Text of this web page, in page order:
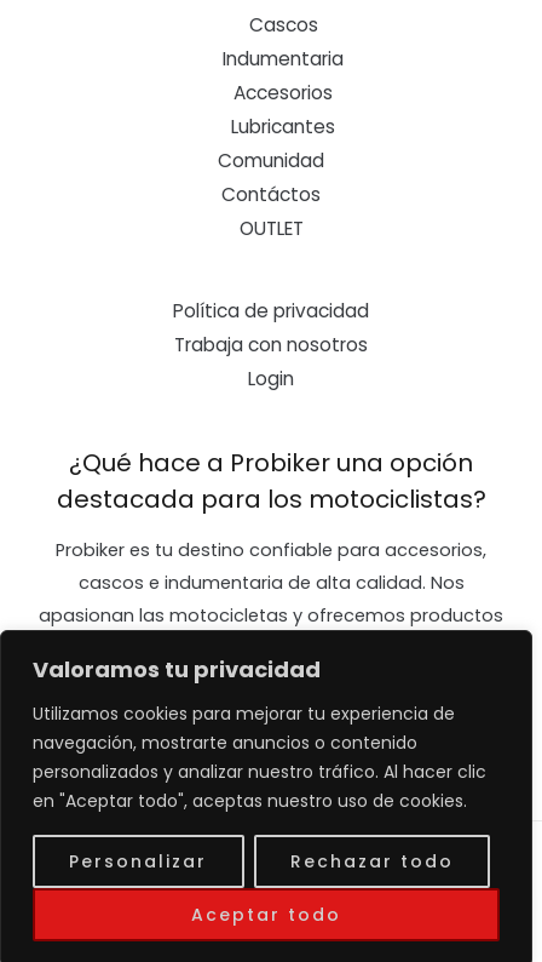
Valoramos tu privacidad
Utilizamos cookies para mejorar tu experiencia de
navegación, mostrarte anuncios o contenido
personalizados y analizar nuestro tráfico. Al hacer clic
en "Aceptar todo", aceptas nuestro uso de cookies.
Personalizar Rechazar todo
Aceptar todo
Cascos
Indumentaria
Accesorios
Lubricantes
Comunidad
Contáctos
OUTLET
Política de privacidad
Trabaja con nosotros
Login
¿Qué hace a Probiker una opción
destacada para los motociclistas?
Probiker es tu destino confiable para accesorios,
cascos e indumentaria de alta calidad. Nos
apasionan las motocicletas y ofrecemos productos
cada viaje. ¡Únete a nuestra comunidad y vive la
emoción de la carretera con Probiker!
Copyright © 2026
Desarrollado por MS